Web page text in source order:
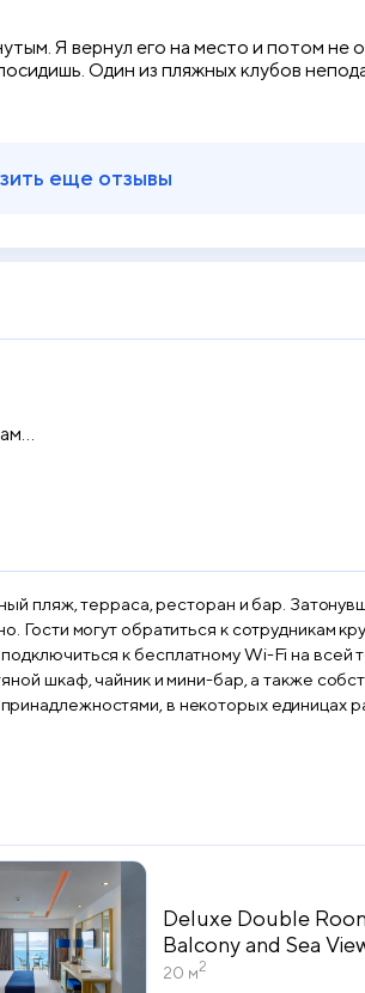
Я вернул его на место и потом
Один из пляжных клубов
еще отзывы
пляж, терраса, ресторан и бар.
могут обратиться к сотрудникам
Wi-Fi на всей территории. В номерах Sea View
шкаф, чайник и мини-бар, а также
в некоторых единицах
Deluxe Double
Balcony and Sea
20 м2